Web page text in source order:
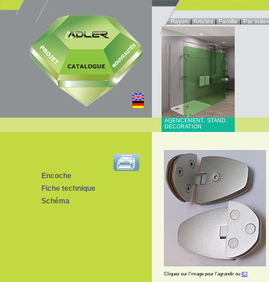
Rayon|Articles|Famille|Par index
Encoche
Fiche technique
Schéma
AGENCEMENT, STAND,
DÉCORATION
Cliquez sur l'image pour l'agrandir ou ICI